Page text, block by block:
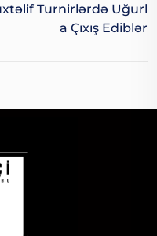
Turnirlərdə Uğurl
A Çıxış Ediblər